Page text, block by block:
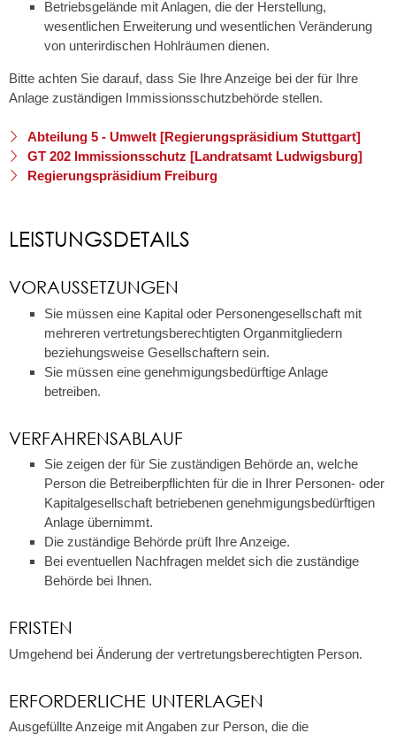
Betriebsgelände mit Anlagen, die der Herstellung,
wesentlichen Erweiterung und wesentlichen Veränderung
von unterirdischen Hohlräumen dienen.
Bitte achten Sie darauf, dass Sie Ihre Anzeige bei der für Ihre
Anlage zuständigen Immissionsschutzbehörde stellen.
Abteilung 5 - Umwelt [Regierungspräsidium Stuttgart]
GT 202 Immissionsschutz [Landratsamt Ludwigsburg]
Regierungspräsidium Freiburg
LEISTUNGSDETAILS
VORAUSSETZUNGEN
Sie müssen eine Kapital oder Personengesellschaft mit
mehreren vertretungsberechtigten Organmitgliedern
beziehungsweise Gesellschaftern sein.
Sie müssen eine genehmigungsbedürftige Anlage
betreiben.
VERFAHRENSABLAUF
Sie zeigen der für Sie zuständigen Behörde an, welche
Person die Betreiberpflichten für die in Ihrer Personen- oder
Kapitalgesellschaft betriebenen genehmigungsbedürftigen
Anlage übernimmt.
Die zuständige Behörde prüft Ihre Anzeige.
Bei eventuellen Nachfragen meldet sich die zuständige
Behörde bei Ihnen.
FRISTEN
Umgehend bei Änderung der vertretungsberechtigten Person.
ERFORDERLICHE UNTERLAGEN
Ausgefüllte Anzeige mit Angaben zur Person, die die